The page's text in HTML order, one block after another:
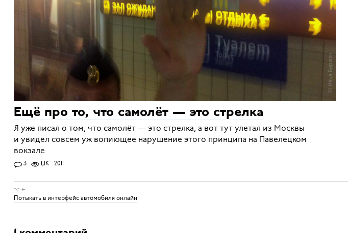
Ещё про то, что самолёт — это стрелка
Я уже писал о том, что самолёт — это стрелка, а вот тут улетал из Москвы
и увидел совсем уж вопиющее нарушение этого принципа на Павелецком
вокзале
3 1,1K 2011
⌥ ←
Потыкать в интерфейс автомобиля онлайн